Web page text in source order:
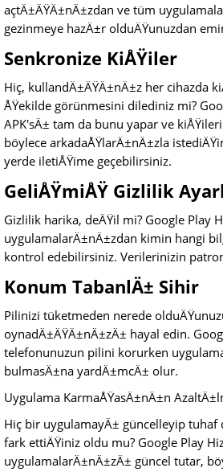
açtÄ±ÄŸÄ±nÄ±zdan ve tüm
gezinmeye hazÄ±r olduÄŸunuzdan
Senkronize KiÅŸiler
Hiç, kullandÄ±ÄŸÄ±nÄ±z her cihazda
ÅŸekilde görünmesini dilediniz mi?
APK'sÄ± tam da bunu yapar ve
böylece arkadaÅŸlarÄ±nÄ±zla
yerde iletiÅŸime geçebilirsiniz.
GeliÅŸmiÅŸ Gizlilik
Gizlilik harika, deÄŸil mi? Google Play
uygulamalarÄ±nÄ±zdan kimin hangi
kontrol edebilirsiniz. Verilerinizin
Konum TabanlÄ± Sihir
Pilinizi tüketmeden nerede
oynadÄ±ÄŸÄ±nÄ±zÄ± hayal edin.
telefonunuzun pilini korurken
bulmasÄ±na yardÄ±mcÄ± olur.
Uygulama KarmaÅŸasÄ±nÄ±n
Hiç bir uygulamayÄ± güncelleyip tuhaf
fark ettiÄŸiniz oldu mu? Google Play
uygulamalarÄ±nÄ±zÄ± güncel tutar,